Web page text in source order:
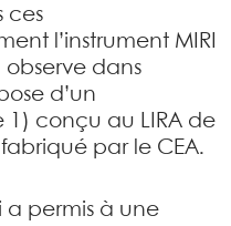
ces
l’instrument MIRI
observe dans
d’un
conçu au LIRA de
fabriqué par le CEA.
a permis à une